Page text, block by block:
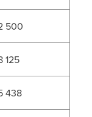
500
125
438